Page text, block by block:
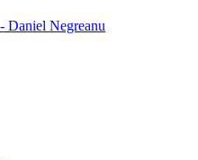
Daniel Negreanu